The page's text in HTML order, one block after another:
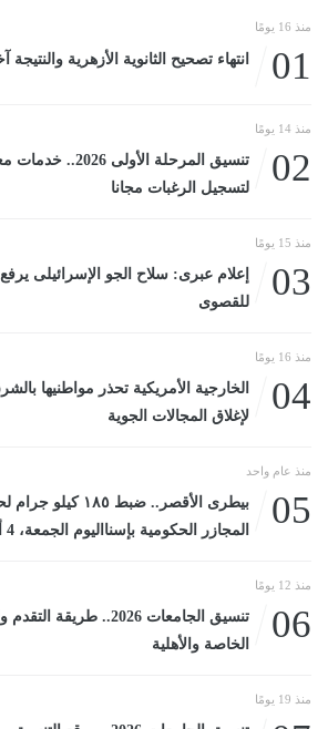
منذ 16 يومًا
01 انتهاء تصحيح الثانوية الأزهرية
منذ 14 يومًا
02
تنسيق المرحلة
لتسجيل الرغبات مجانا
منذ 15 يومًا
03
إعلام عبرى: سلاح الجو الإسرائيلى
للقصوى
منذ 16 يومًا
04
الخارجية الأمريكية تحذر مواطنيها
لإغلاق المجالات الجوية
منذ عام واحد
05
بيطرى الأقصر.. ضبط
المجازر الحكومية بإسنااليوم الجمعة، 4 أبريل 2025 08:54 مـ
منذ 12 يومًا
06
تنسيق الجامعات 2026..
الخاصة والأهلية
منذ 19 يومًا